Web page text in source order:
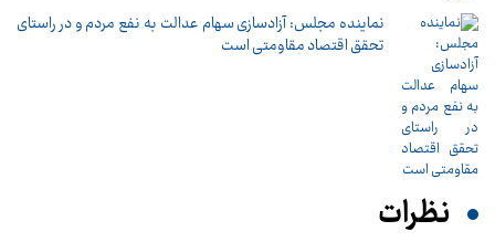
نماینده مجلس: آزادسازی سهام عدالت به نفع مردم و در راستای
تحقق اقتصاد مقاومتی است
نظرات